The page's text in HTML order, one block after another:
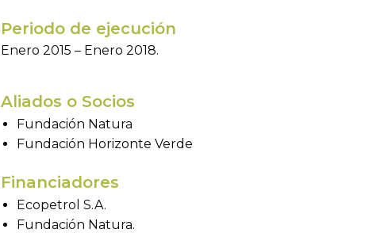
Periodo de ejecución
Enero 2015 – Enero 2018.
Aliados o Socios
Fundación Natura
Fundación Horizonte Verde
Financiadores
Ecopetrol S.A.
Fundación Natura.